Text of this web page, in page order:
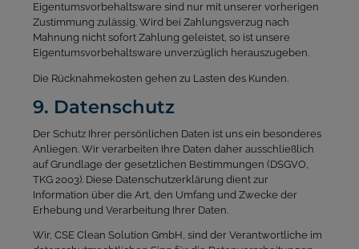
Eigentumsvorbehaltsware sind nur mit unserer vorherigen
Zustimmung zulässig. Wird bei Zahlungsverzug nach
Mahnung nicht sofort Zahlung geleistet, so ist unsere
Eigentumsvorbehaltsware unverzüglich herauszugeben.
Die Rücknahmekosten gehen zu Lasten des Kunden.
9. Datenschutz
Der Schutz Ihrer persönlichen Daten ist uns ein besonderes
Anliegen. Wir verarbeiten Ihre Daten daher ausschließlich
auf Grundlage der gesetzlichen Bestimmungen (DSGVO,
TKG 2003). Diese Datenschutzerklärung dient zur
Information über die Art, den Umfang und Zwecke der
Erhebung und Verarbeitung Ihrer Daten.
Wir, CSE Clean Solution GmbH, sind der Verantwortliche im